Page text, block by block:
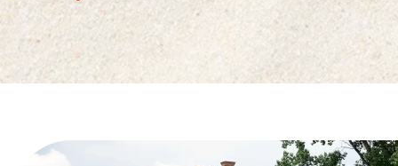
Ontdek het aanbod van La Grand’ Métairie,
een goed geprijsde camping in de buurt van
Avrillé, ideaal gelegen om de Vendée te
ontdekken. Met een voordelig aanbod van
verblijfsmogelijkheden voor
kleine budgetten